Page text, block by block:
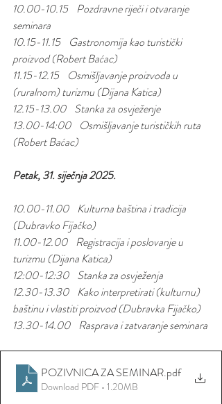
10.00-10.15    Pozdravne riječi i otvaranje
seminara
10.15-11.15    Gastronomija kao turistički
proizvod (Robert Baćac)
11.15-12.15    Osmišljavanje proizvoda u
(ruralnom) turizmu (Dijana Katica)
12.15-13.00    Stanka za osvježenje
13.00-14:00    Osmišljavanje turističkih ruta
(Robert Baćac)
Petak, 31. siječnja 2025.
10.00-11.00    Kulturna baština i tradicija
(Dubravko Fijačko)
11.00-12.00    Registracija i poslovanje u
turizmu (Dijana Katica)
12:00-12:30    Stanka za osvježenja
12.30-13.30    Kako interpretirati (kulturnu)
baštinu i vlastiti proizvod (Dubravka Fijačko)
13.30-14.00    Rasprava i zatvaranje seminara
POZIVNICA ZA SEMINAR.pdf
Download PDF • 1.20MB